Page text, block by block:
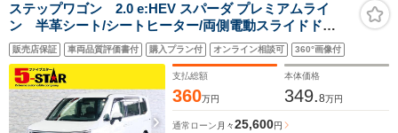
ステップワゴン 2.0 e:HEV スパーダ プレミアムライ
ン 半革シート/シートヒーター/両側電動スライドド
ア/Honda SENSING/アダプティブクルコン/レーンアシ
スト/パーキングセンサー/BSI/パワーテールゲート/カロッ
ツェリアナビ
販売店保証 車両品質評価書付 購入プラン付 オンライン相談可 360°画像付
支払総額
360万円
本体価格
349.8万円
通常ローン 月々25,600円